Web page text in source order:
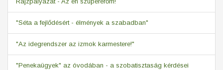
"Séta a fejlődésért - élmények a szabadban"
"Az idegrendszer az izmok karmestere!"
"Penekaügyek" az óvodában - a szobatisztaság kérdései